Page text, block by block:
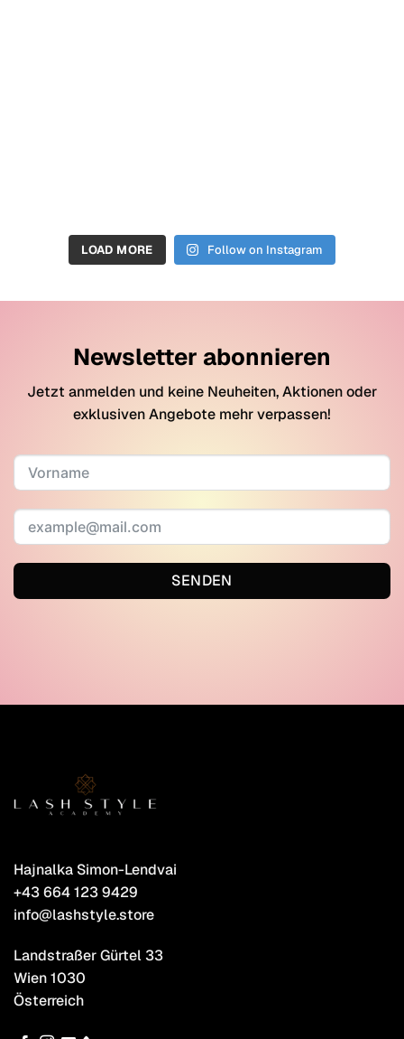
LOAD MORE Follow on Instagram
Newsletter abonnieren
Jetzt anmelden und keine Neuheiten, Aktionen oder
exklusiven Angebote mehr verpassen!
SENDEN
Hajnalka Simon-Lendvai
+43 664 123 9429
info@lashstyle.store
Landstraßer Gürtel 33
Wien 1030
Österreich